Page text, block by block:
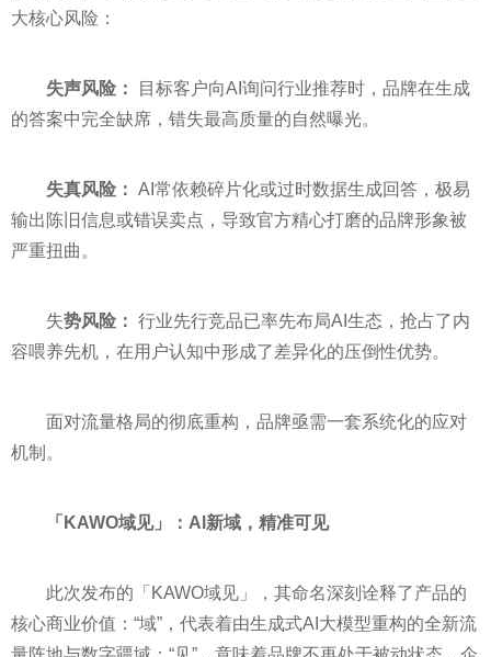
大核心风险：
失声风险：
目标客户向AI询问行业推荐时，品牌在生成
的答案中完全缺席，错失最高质量的自然曝光。
失真风险： AI常依赖碎片化或过时数据生成回答，极易
输出陈旧信息或错误卖点，导致官方精心打磨的品牌形象被
严重扭曲。
失势风险： 行业先行竞品已率先布局AI生态，抢占了内
容喂养先机，在用户认知中形成了差异化的压倒性优势。
面对流量格局的彻底重构，品牌亟需一套系统化的应对
机制。
「 KAWO域见」： AI 新域，精准可见
此次发布的「KAWO域见」，其命名深刻诠释了产品的
核心商业价值：“域”，代表着由生成式AI大模型重构的全新流